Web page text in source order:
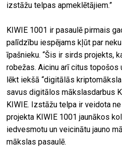
izstāžu telpas apmeklētājiem.”
KIWIE 1001 ir pasaulē pirmais
palīdzību iespējams kļūt par
īpašnieku. “Šis ir sirds projekts,
robežas. Aicinu arī citus
lēkt iekšā “digitālās
savus digitālos mākslasdarbus
KIWIE. Izstāžu telpa ir veidota
projekta KIWIE 1001 jaunākos
iedvesmotu un veicinātu jauno
mākslas pasaulē.